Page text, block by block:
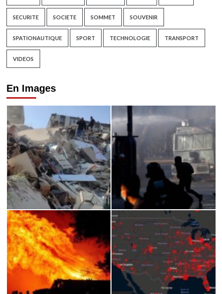
SECURITE SOCIETE SOMMET SOUVENIR
SPATIONAUTIQUE SPORT TECHNOLOGIE TRANSPORT
VIDEOS
En Images